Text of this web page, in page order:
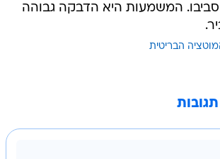
המשמעות היא הדבקה גבוהה
הבריטית